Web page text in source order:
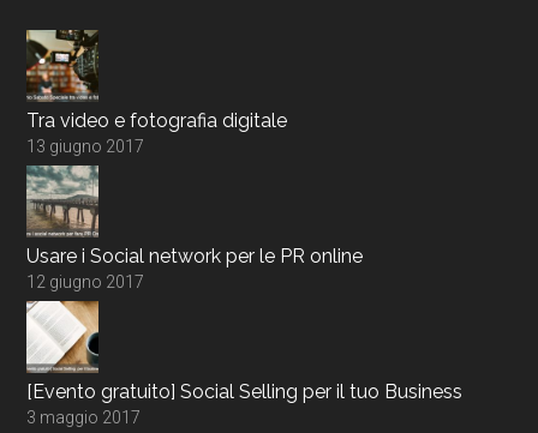
Tra video e fotografia digitale
13 giugno 2017
Usare i Social network per le PR online
12 giugno 2017
[Evento gratuito] Social Selling per il tuo Business
3 maggio 2017